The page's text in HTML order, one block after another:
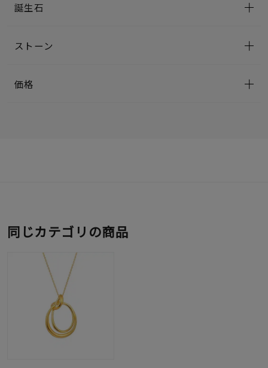
誕生石
ストーン
価格
同じカテゴリの商品